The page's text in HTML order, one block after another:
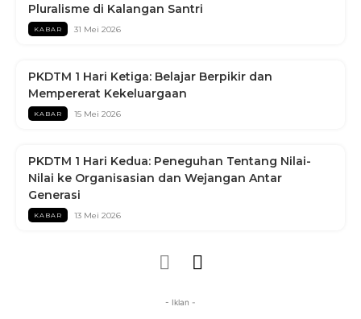
Pluralisme di Kalangan Santri
KABAR 31 Mei 2026
PKDTM 1 Hari Ketiga: Belajar Berpikir dan
Mempererat Kekeluargaan
KABAR 15 Mei 2026
PKDTM 1 Hari Kedua: Peneguhan Tentang Nilai-
Nilai ke Organisasian dan Wejangan Antar
Generasi
KABAR 13 Mei 2026
- Iklan -